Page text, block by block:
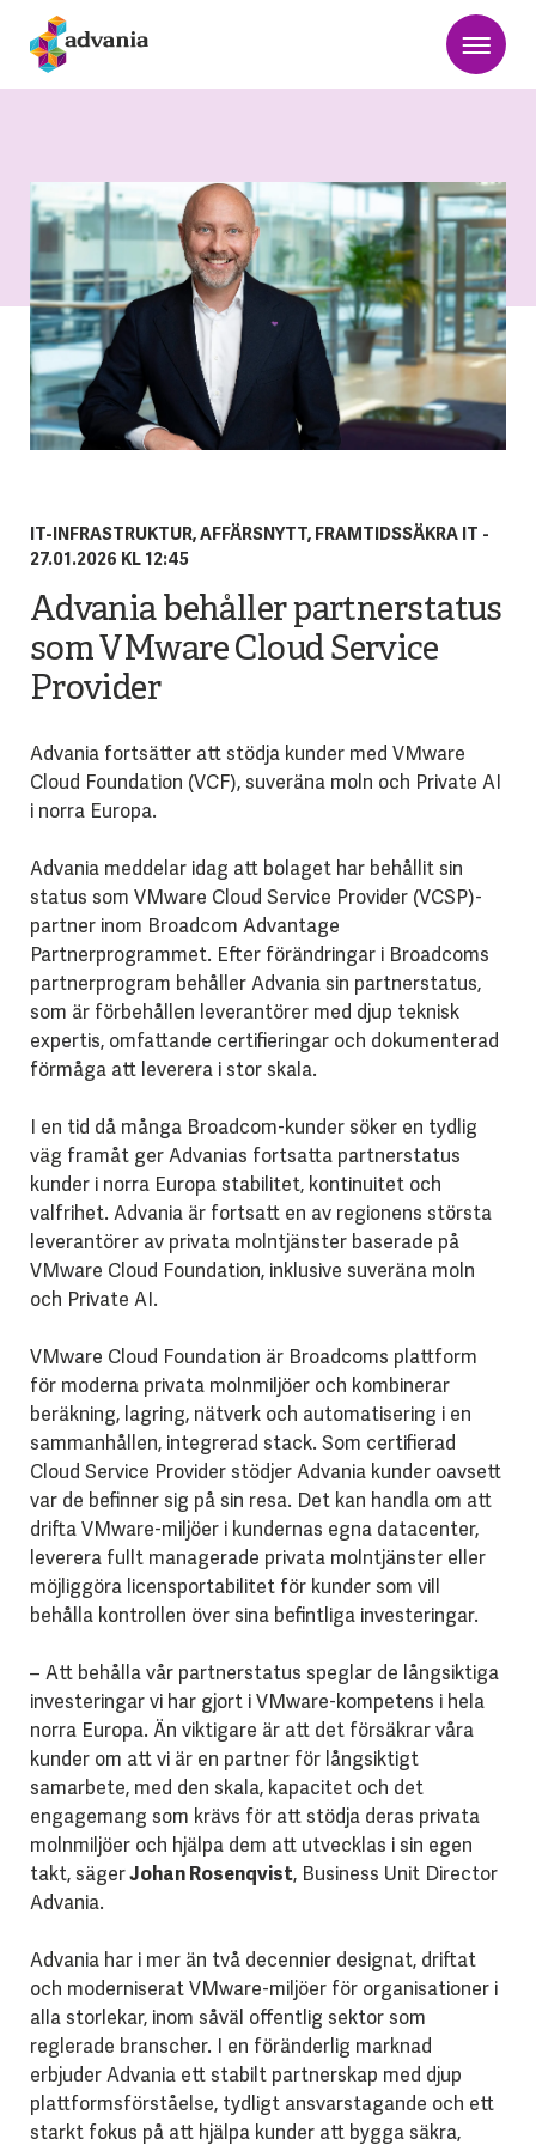
IT-INFRASTRUKTUR, AFFÄRSNYTT, FRAMTIDSSÄKRA IT -
27.01.2026 KL 12:45
Advania behåller partnerstatus
som VMware Cloud Service
Provider
Advania fortsätter att stödja kunder med VMware
Cloud Foundation (VCF), suveräna moln och Private AI
i norra Europa.
Advania meddelar idag att bolaget har behållit sin
status som VMware Cloud Service Provider (VCSP)-
partner inom Broadcom Advantage
Partnerprogrammet. Efter förändringar i Broadcoms
partnerprogram behåller Advania sin partnerstatus,
som är förbehållen leverantörer med djup teknisk
expertis, omfattande certifieringar och dokumenterad
förmåga att leverera i stor skala.
I en tid då många Broadcom-kunder söker en tydlig
väg framåt ger Advanias fortsatta partnerstatus
kunder i norra Europa stabilitet, kontinuitet och
valfrihet. Advania är fortsatt en av regionens största
leverantörer av privata molntjänster baserade på
VMware Cloud Foundation, inklusive suveräna moln
och Private AI.
VMware Cloud Foundation är Broadcoms plattform
för moderna privata molnmiljöer och kombinerar
beräkning, lagring, nätverk och automatisering i en
sammanhållen, integrerad stack. Som certifierad
Cloud Service Provider stödjer Advania kunder oavsett
var de befinner sig på sin resa. Det kan handla om att
drifta VMware-miljöer i kundernas egna datacenter,
leverera fullt managerade privata molntjänster eller
möjliggöra licensportabilitet för kunder som vill
behålla kontrollen över sina befintliga investeringar.
– Att behålla vår partnerstatus speglar de långsiktiga
investeringar vi har gjort i VMware-kompetens i hela
norra Europa. Än viktigare är att det försäkrar våra
kunder om att vi är en partner för långsiktigt
samarbete, med den skala, kapacitet och det
engagemang som krävs för att stödja deras privata
molnmiljöer och hjälpa dem att utvecklas i sin egen
takt, sägerJohan Rosenqvist, Business Unit Director
Advania.
Advania har i mer än två decennier designat, driftat
och moderniserat VMware-miljöer för organisationer i
alla storlekar, inom såväl offentlig sektor som
reglerade branscher. I en föränderlig marknad
erbjuder Advania ett stabilt partnerskap med djup
plattformsförståelse, tydligt ansvarstagande och ett
starkt fokus på att hjälpa kunder att bygga säkra,